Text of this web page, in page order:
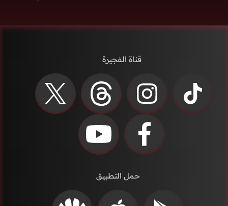
قناة الفجيرة
حمل التطبيق